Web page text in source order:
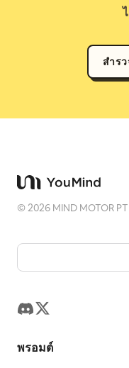
สำร
©2026 MIND MOTOR
พรอมต์